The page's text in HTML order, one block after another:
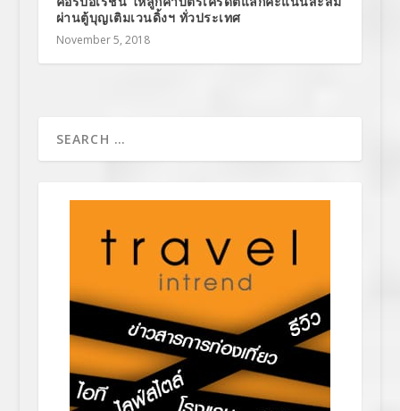
ผ่านตู้บุญเติมเวนดิ้งฯ ทั่วประเทศ
November 5, 2018